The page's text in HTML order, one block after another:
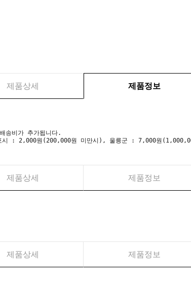
제품상세 제품정보
송비가 추가됩니다.
시 : 2,000원(200,000원 미만시), 울릉군 : 7,000원
제품상세 제품정보
제품상세 제품정보